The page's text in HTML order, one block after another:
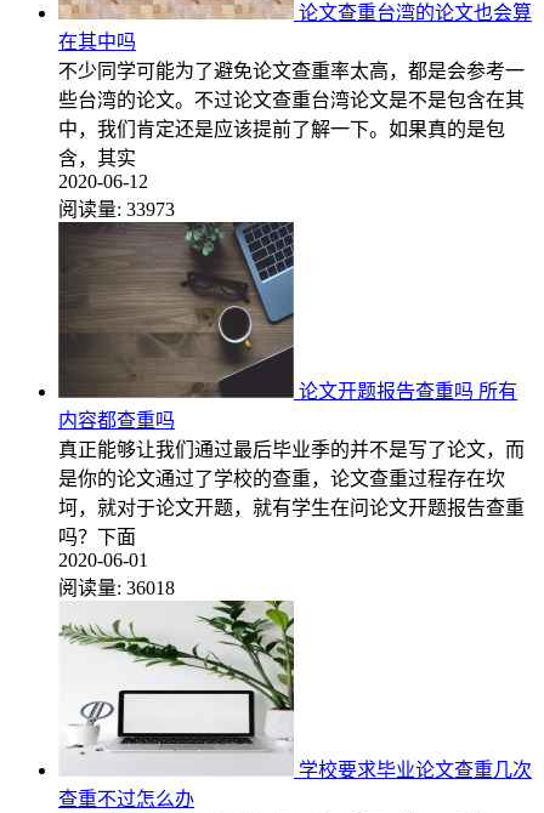
论文查重台湾的论文也会算
在其中吗
不少同学可能为了避免论文查重率太高，都是会参考一
些台湾的论文。不过论文查重台湾论文是不是包含在其
中，我们肯定还是应该提前了解一下。如果真的是包
含，其实
2020-06-12
阅读量: 33973
论文开题报告查重吗 所有
内容都查重吗
真正能够让我们通过最后毕业季的并不是写了论文，而
是你的论文通过了学校的查重，论文查重过程存在坎
坷，就对于论文开题，就有学生在问论文开题报告查重
吗？下面
2020-06-01
阅读量: 36018
学校要求毕业论文查重几次
查重不过怎么办